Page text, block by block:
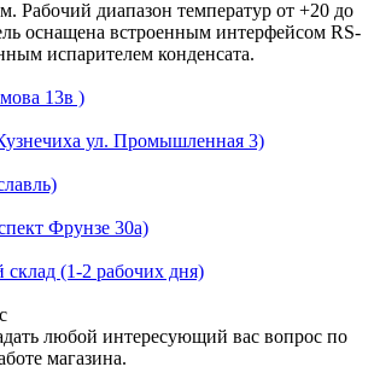
Рабочий диапазон температур от +20 до
оснащена встроенным интерфейсом RS-
испарителем конденсата.
13в )
ул. Промышленная 3)
Фрунзе 30а)
(1-2 рабочих дня)
любой интересующий вас вопрос по
магазина.